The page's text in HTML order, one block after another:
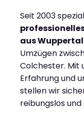
Seit 2003
aus Wuppertal
Umzügen
Colchester. Mit
Erfahrung und
stellen wir
reibungslos